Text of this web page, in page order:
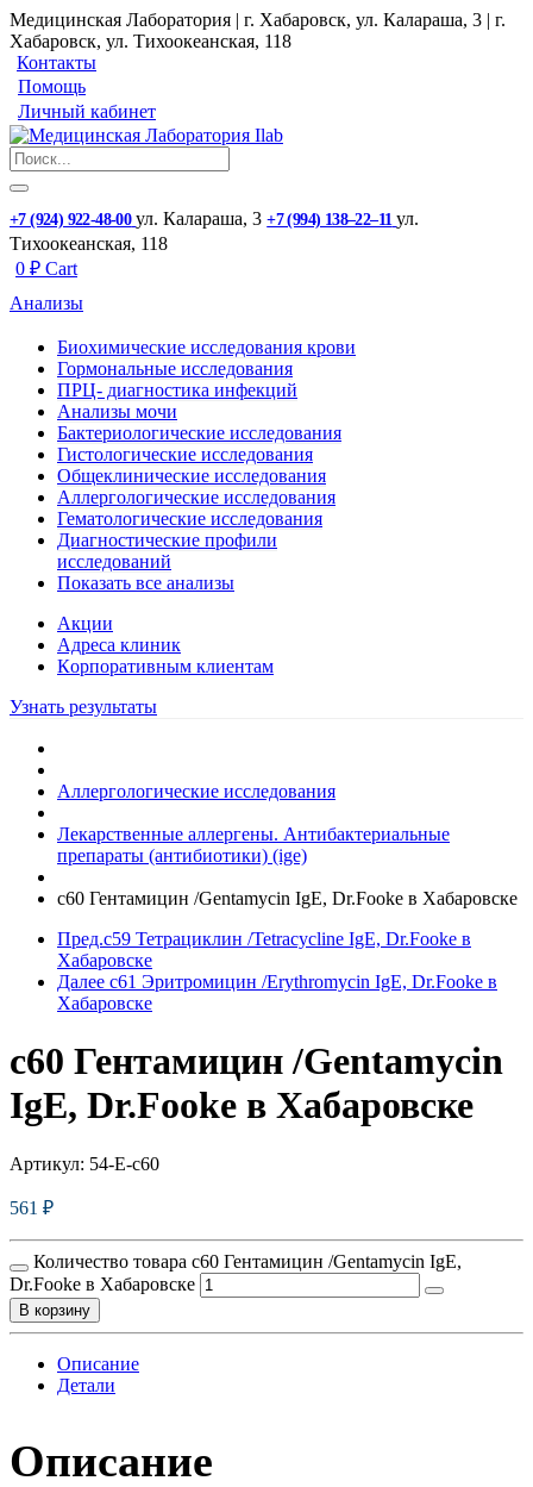
Медицинская Лаборатория | г. Хабаровск, ул. Калараша, 3 | г.
Хабаровск, ул. ​Тихоокеанская, 118
Контакты
Помощь
Личный кабинет
+7 (924) 922-48-00 ул. ​Калараша, 3 +7 (994) 138‒22‒11 ул. ​
Тихоокеанская, 118
0 ₽ Cart
Анализы
Биохимические исследования крови
Гормональные исследования
ПРЦ- диагностика инфекций
Анализы мочи
Бактериологические исследования
Гистологические исследования
Общеклинические исследования
Аллергологические исследования
Гематологические исследования
Диагностические профили
исследований
Показать все анализы
Акции
Адреса клиник
Кoрпоративным клиентам
Узнать результаты
Аллергологические исследования
Лекарственные аллергены. Антибактериальные
препараты (антибиотики) (ige)
c60 Гентамицин /Gentamycin IgE, Dr.Fooke в Хабаровске
Пред.c59 Тетрациклин /Tetracycline IgE, Dr.Fooke в
Хабаровске
Далее c61 Эритромицин /Erythromycin IgE, Dr.Fooke в
Хабаровске
c60 Гентамицин /Gentamycin
IgE, Dr.Fooke в Хабаровске
Артикул: 54-E-c60
561 ₽
Количество товара c60 Гентамицин /Gentamycin IgE,
Dr.Fooke в Хабаровске
В корзину
Описание
Детали
Описание